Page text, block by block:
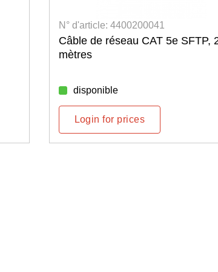
N° d'article: 4400200041
Câble de réseau CAT 5e SFTP,
mètres
disponible
Login for prices